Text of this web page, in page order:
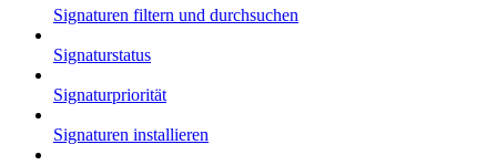
Signaturen filtern und durchsuchen
Signaturstatus
Signaturpriorität
Signaturen installieren